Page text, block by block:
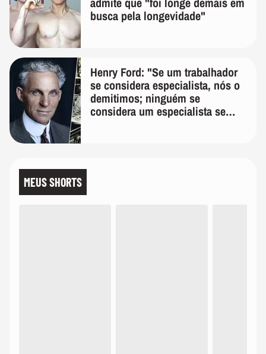
busca pela longevidade"
Henry Ford: "Se um trabalhador
se considera especialista, nós o
demitimos; ninguém se
considera um especialista se
MEUS SHORTS